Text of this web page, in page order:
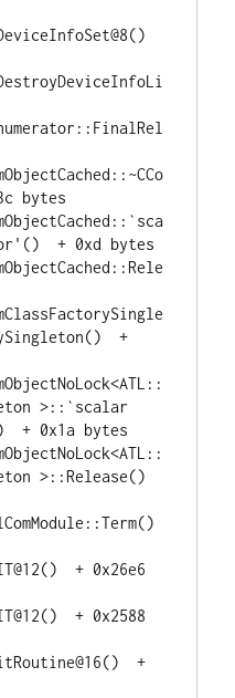
bytes
+ 0xd bytes
+
>::`scalar
+ 0x1a bytes
>::Release()
+ 0x26e6
+ 0x2588
+